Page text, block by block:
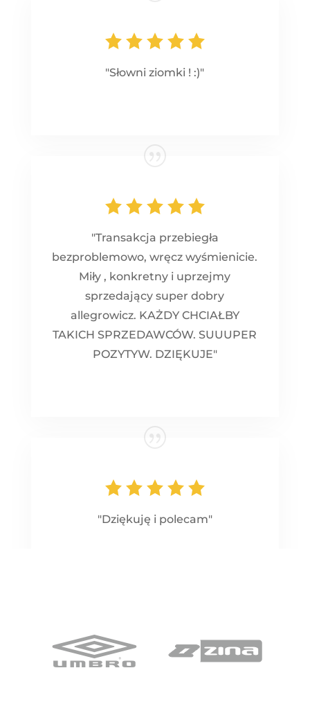
"Słowni ziomki ! :)"
"Transakcja przebiegła
bezproblemowo, wręcz wyśmienicie.
Miły , konkretny i uprzejmy
sprzedający super dobry
allegrowicz. KAŻDY CHCIAŁBY
TAKICH SPRZEDAWCÓW. SUUUPER
POZYTYW. DZIĘKUJE"
"Dziękuję i polecam"